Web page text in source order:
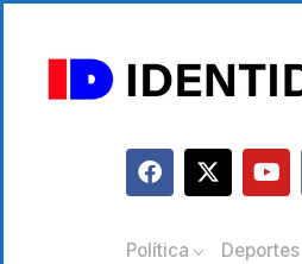
Política Deportes